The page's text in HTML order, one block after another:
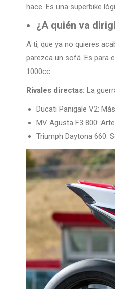
hace. Es una superbike
¿A quién va
A ti, que ya no quieres
parezca un sofá. Es para
1000cc.
Rivales directas: La
Ducati Panigale V2:
MV Agusta F3 800:
Triumph Daytona 660: